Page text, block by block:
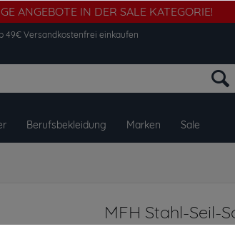
ANGEBOTE IN DER SALE KATEGORIE!
49€ Versandkostenfrei einkaufen
Berufsbekleidung Marken Sale
MFH Stahl-Seil-